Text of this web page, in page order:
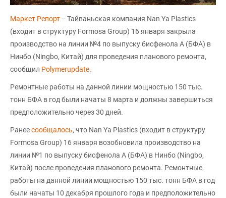
Маркет Репорт-- Тайваньская компания Nan Ya Plastics
(входит в структуру Formosa Group) 16 января закрыла
производство на линии №4 по выпуску бисфенола А (БФА) в
Нинбо (Ningbo, Китай) для проведения планового ремонта,
сообщил Polymerupdate.
Ремонтные работы на данной линии мощностью 150 тыс.
тонн БФА в год были начаты 8 марта и должны завершиться
предположительно через 30 дней.
Ранеесообщалось, что Nan Ya Plastics (входит в структуру
Formosa Group) 16 января возобновила производство на
линии №1 по выпуску бисфенола А (БФА) в Нинбо (Ningbo,
Китай) после проведения планового ремонта. Ремонтные
работы на данной линии мощностью 150 тыс. тонн БФА в год
были начаты 10 декабря прошлого года и предположительно